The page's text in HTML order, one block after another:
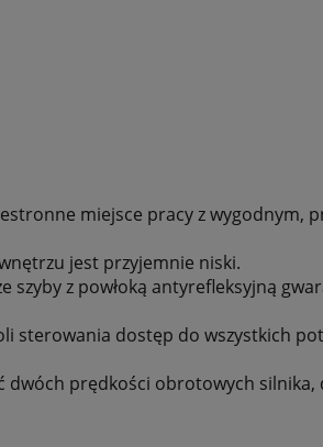
miejsce pracy z wygodnym,
jest przyjemnie niski.
szyby z powłoką antyrefleksyjną
sterowania dostęp do wszystkich
dwóch prędkości obrotowych